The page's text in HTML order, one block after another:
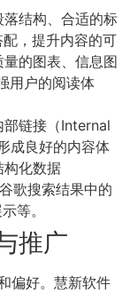
结构、合适的标
，提升内容的可
的图表、信息图
用户的阅读体
部链接（Internal
成良好的内容体
构化数据
歌搜索结果中的
等。
推广
偏好。慧新软件